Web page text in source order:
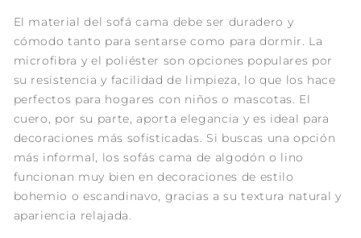
El material del sofá cama debe ser duradero y
cómodo tanto para sentarse como para dormir. La
microfibra y el poliéster son opciones populares por
su resistencia y facilidad de limpieza, lo que los hace
perfectos para hogares con niños o mascotas. El
cuero, por su parte, aporta elegancia y es ideal para
decoraciones más sofisticadas. Si buscas una opción
más informal, los sofás cama de algodón o lino
funcionan muy bien en decoraciones de estilo
bohemio o escandinavo, gracias a su textura natural y
apariencia relajada.